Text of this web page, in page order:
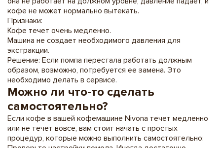
кофе не может нормально вытекать.
Признаки:
Кофе течет очень медленно.
Машина не создает необходимого давления для
экстракции.
Решение: Если помпа перестала работать должным
образом, возможно, потребуется ее замена. Это
необходимо делать в сервисе.
Можно ли что-то сделать
самостоятельно?
Если кофе в вашей кофемашине Nivona течет медленно
или не течет вовсе, вам стоит начать с простых
процедур, которые можно выполнить самостоятельно: